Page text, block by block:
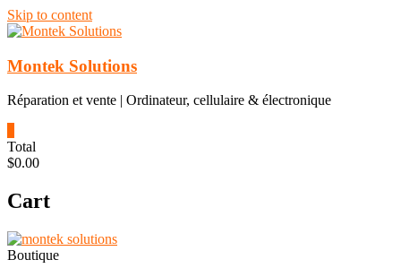
Skip to content
Montek Solutions
Réparation et vente | Ordinateur, cellulaire & électronique
Total
$0.00
Cart
Boutique